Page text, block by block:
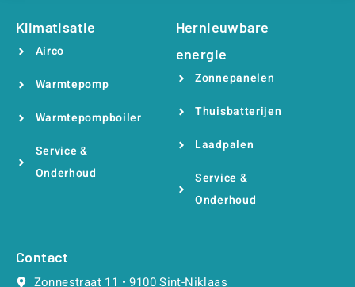
Klimatisatie
Airco
Warmtepomp
Warmtepompboiler
Service &
Onderhoud
Hernieuwbare
energie
Zonnepanelen
Thuisbatterijen
Laadpalen
Service &
Onderhoud
Contact
Zonnestraat 11 • 9100 Sint-Niklaas